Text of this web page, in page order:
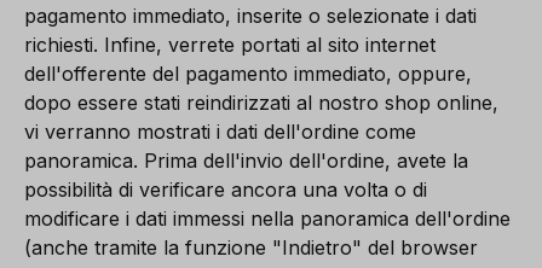
pagamento immediato, inserite o selezionate i dati
richiesti. Infine, verrete portati al sito internet
dell'offerente del pagamento immediato, oppure,
dopo essere stati reindirizzati al nostro shop online,
vi verranno mostrati i dati dell'ordine come
panoramica. Prima dell'invio dell'ordine, avete la
possibilità di verificare ancora una volta o di
modificare i dati immessi nella panoramica dell'ordine
(anche tramite la funzione "Indietro" del browser